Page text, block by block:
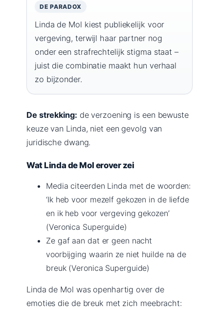
DE PARADOX
Linda de Mol kiest publiekelijk voor
vergeving, terwijl haar partner nog
onder een strafrechtelijk stigma staat –
juist die combinatie maakt hun verhaal
zo bijzonder.
De strekking: de verzoening is een bewuste
keuze van Linda, niet een gevolg van
juridische dwang.
Wat Linda de Mol erover zei
Media citeerden Linda met de woorden:
‘Ik heb voor mezelf gekozen in de liefde
en ik heb voor vergeving gekozen’
(Veronica Superguide)
Ze gaf aan dat er geen nacht
voorbijging waarin ze niet huilde na de
breuk (Veronica Superguide)
Linda de Mol was openhartig over de
emoties die de breuk met zich meebracht: